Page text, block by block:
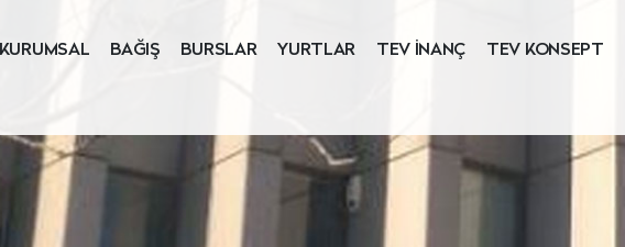
KURUMSAL BAĞIŞ BURSLAR YURTLAR TEV İNANÇ TEV KONSEPT